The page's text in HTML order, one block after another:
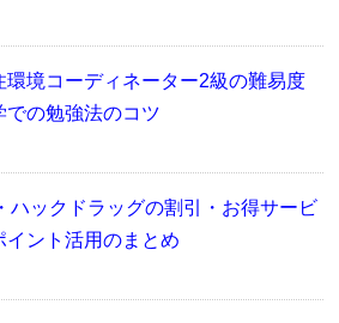
環境コーディネーター2級の難易度
での勉強法のコツ
ハックドラッグの割引・お得サービ
イント活用のまとめ